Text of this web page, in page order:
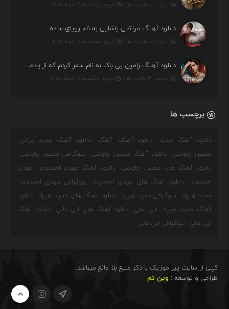
بازدید : ۰ بازدید بار / تاریخ : یکشنبه ۱۸ مرداد ۱۴۰۵
دانلود آهنگ مرتضی پاشایی به نام رویای ساده
بازدید : ۰ بازدید بار / تاریخ : یکشنبه ۱۸ مرداد ۱۴۰۵
دانلود آهنگ رامین بی باک به نام سفر کردم که از یادم بری دیدم نمیشه
بازدید : ۳ بازدید بار / تاریخ : یکشنبه ۱۸ مرداد ۱۴۰۵
برچسب ها
دانلود آهنگ جدید دانلود آهنگ آهنگ
دانلود آهنگ جدید ایرانی
محسن چاوشی
دانلود آهنگ محسن چاوشی
بیوگرافی محسن چاوشی
دانلود آهنگ های محسن چاوشی
دانلود آهنگ مهدی احمدوند
مهدی
احمدوند
دانلود آهنگ های مهدی احمدوند
بیوگرافی مهدی احمدوند
حمید هیراد
بیوگرافی حمید هیراد دانلود آهنگ های حمید هیراد
دانلود
آهنگ حمید هیراد
ابی عالی دانلود آهنگ های ابی عالی
دانلود آهنگ
ابی عالی
بیوگرافی ابی عالی
کپی از سایت پیر موزیک با ذکر منبع بلا مانع میباشد.
طراحی و توسعه :وین تم